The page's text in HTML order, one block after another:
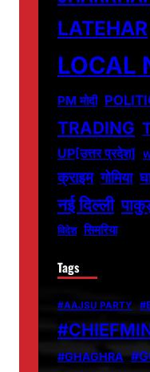
LATEHAR
LOCAL
PM मोदी
TRADING
UP[उत्तर प्रदेश]
क्राइम गोमिया
नई दिल्ली
विदेश सिमरिया
Tags
#AAJSU PARTY
#GHAGHRA